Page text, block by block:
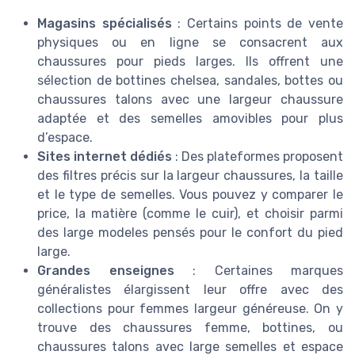
Magasins spécialisés : Certains points de vente
physiques ou en ligne se consacrent aux
chaussures pour pieds larges. Ils offrent une
sélection de bottines chelsea, sandales, bottes ou
chaussures talons avec une largeur chaussure
adaptée et des semelles amovibles pour plus
d’espace.
Sites internet dédiés : Des plateformes proposent
des filtres précis sur la largeur chaussures, la taille
et le type de semelles. Vous pouvez y comparer le
price, la matière (comme le cuir), et choisir parmi
des large modeles pensés pour le confort du pied
large.
Grandes enseignes : Certaines marques
généralistes élargissent leur offre avec des
collections pour femmes largeur généreuse. On y
trouve des chaussures femme, bottines, ou
chaussures talons avec large semelles et espace